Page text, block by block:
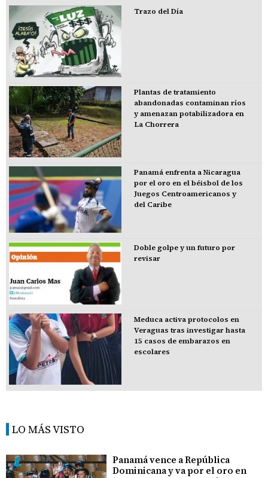
Trazo del Día
Plantas de tratamiento
abandonadas contaminan ríos
y amenazan potabilizadora en
La Chorrera
Panamá enfrenta a Nicaragua
por el oro en el béisbol de los
Juegos Centroamericanos y
del Caribe
Doble golpe y un futuro por
revisar
Meduca activa protocolos en
Veraguas tras investigar hasta
15 casos de embarazos en
escolares
LO MÁS VISTO
Panamá vence a República
Dominicana y va por el oro en